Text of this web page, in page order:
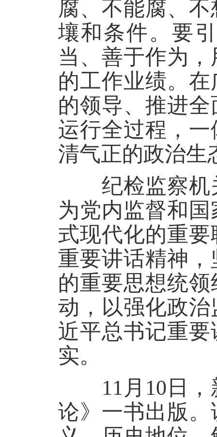
腐、不能腐、
壤和条件。要
当、善于作为
的工作业绩。
的领导、推进
运行全过程，
清气正的政治生
纪检监察机关
为党内监督和
式现代化的重
重要讲话精神
的重要思想统
动，以强化政
近平总书记重
实。
11月10日，
论》一书出版